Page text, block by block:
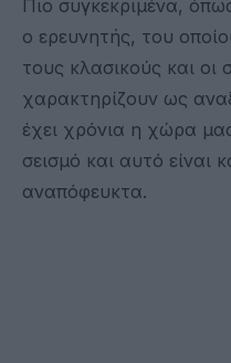
Πιο συγκεκριμένα,
ο ερευνητής, του
τους κλασικούς και οι
χαρακτηρίζουν ως
έχει χρόνια η χώρα
σεισμό και αυτό είναι
αναπόφευκτα.